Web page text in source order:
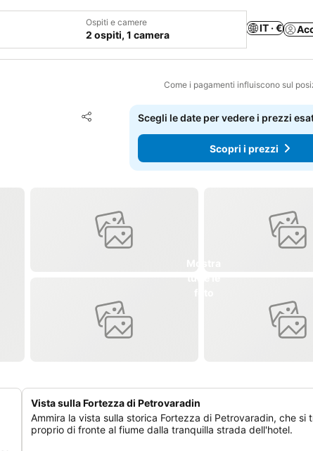
Ospiti e camere
2 ospiti, 1 camera
IT · €
Come i pagamenti influiscono sul
Condividi
Aggiungi ai preferiti
Scegli le date per vedere i prezzi
Scopri i prezzi
Vista sulla Fortezza di Petrovaradin
Ammira la vista sulla storica Fortezza di Petrovaradin, che si
proprio di fronte al fiume dalla tranquilla strada dell'hotel.